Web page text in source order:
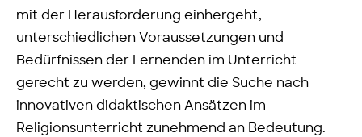
mit der Herausforderung einhergeht,
unterschiedlichen Voraussetzungen und
Bedürfnissen der Lernenden im Unterricht
gerecht zu werden, gewinnt die Suche nach
innovativen didaktischen Ansätzen im
Religionsunterricht zunehmend an Bedeutung.